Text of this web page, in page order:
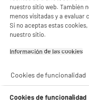
99€96
nuestro sitio web. También
menos visitadas y a evaluar
Si no aceptas estas
nuestro sitio.
Información de las cookies‎
Cookies de funcionalidad
Cookies de funcionalidad